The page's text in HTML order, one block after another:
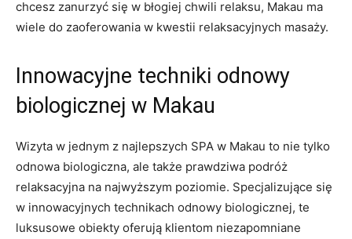
chcesz zanurzyć się w błogiej chwili relaksu, Makau ma
wiele do zaoferowania w kwestii relaksacyjnych masaży.
Innowacyjne techniki odnowy
biologicznej w‌ Makau
Wizyta w ⁤jednym z najlepszych SPA w Makau to nie tylko
odnowa ‌biologiczna, ale także prawdziwa podróż
‍relaksacyjna na najwyższym poziomie. Specjalizujące się
w innowacyjnych technikach⁣ odnowy⁤ biologicznej, te
luksusowe obiekty oferują klientom niezapomniane